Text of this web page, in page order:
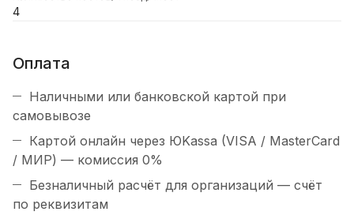
4
Оплата
Наличными или банковской картой при
самовывозе
Картой онлайн через ЮKassa (VISA / MasterCard
/ МИР) — комиссия 0%
Безналичный расчёт для организаций — счёт
по реквизитам